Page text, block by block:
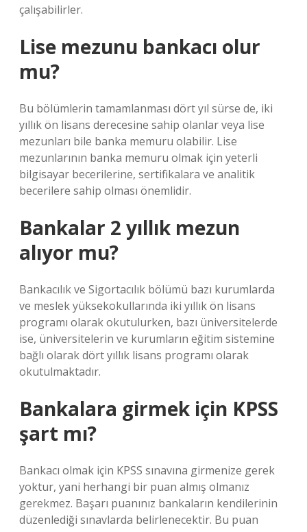
çalışabilirler.
Lise mezunu bankacı olur
mu?
Bu bölümlerin tamamlanması dört yıl sürse de, iki
yıllık ön lisans derecesine sahip olanlar veya lise
mezunları bile banka memuru olabilir. Lise
mezunlarının banka memuru olmak için yeterli
bilgisayar becerilerine, sertifikalara ve analitik
becerilere sahip olması önemlidir.
Bankalar 2 yıllık mezun
alıyor mu?
Bankacılık ve Sigortacılık bölümü bazı kurumlarda
ve meslek yüksekokullarında iki yıllık ön lisans
programı olarak okutulurken, bazı üniversitelerde
ise, üniversitelerin ve kurumların eğitim sistemine
bağlı olarak dört yıllık lisans programı olarak
okutulmaktadır.
Bankalara girmek için KPSS
şart mı?
Bankacı olmak için KPSS sınavına girmenize gerek
yoktur, yani herhangi bir puan almış olmanız
gerekmez. Başarı puanınız bankaların kendilerinin
düzenlediği sınavlarda belirlenecektir. Bu puan